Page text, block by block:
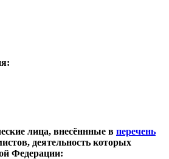
лица, внесённные в перечень
деятельность которых
Федерации: